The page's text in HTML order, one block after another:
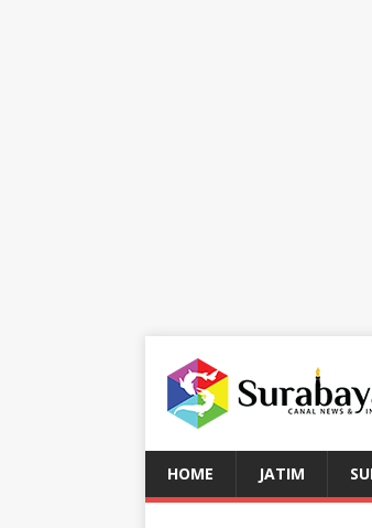
HOME JATIM